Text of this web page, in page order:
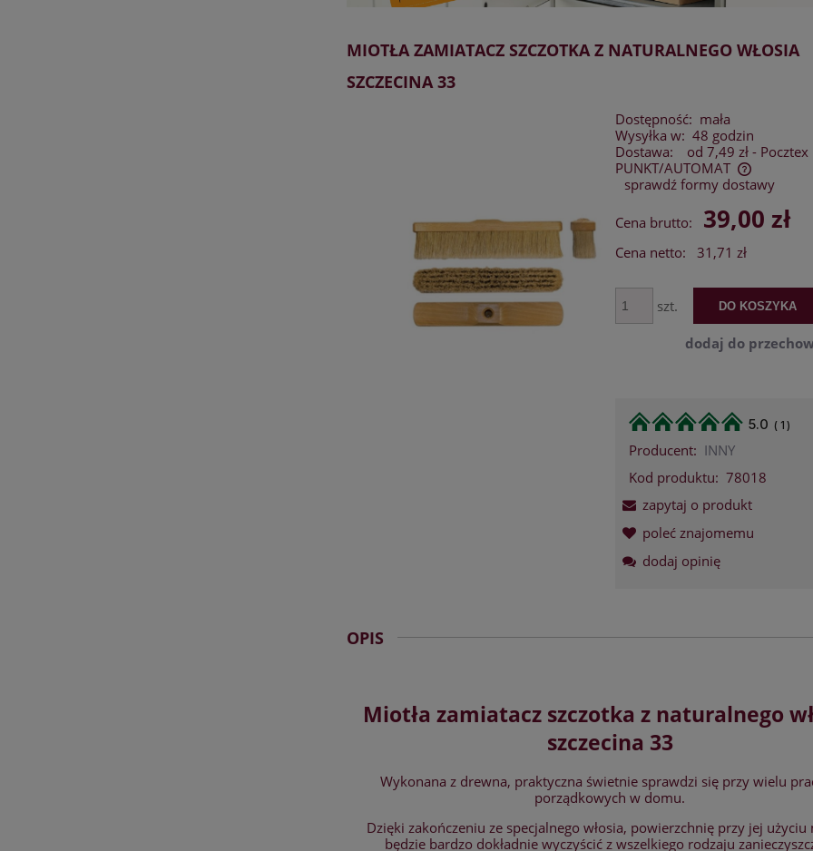
MIOTŁA ZAMIATACZ SZCZOTKA Z NATURALNEGO WŁOSIA
SZCZECINA 33
Dostępność: mała
Wysyłka w: 48 godzin
Dostawa:
od 7,49 zł - Pocztex
PUNKT/AUTOMAT
Cena nie zawiera ewentualnych kosztów
płatności
sprawdź formy dostawy
Cena brutto: 39,00 zł
Cena netto: 31,71 zł
szt. DO KOSZYKA
dodaj do
5.0 ( 1 )
Producent: INNY
Kod produktu: 78018
zapytaj o produkt
poleć znajomemu
dodaj opinię
OPIS
Miotła zamiatacz szczotka z naturalnego
szczecina 33
Wykonana z drewna, praktyczna świetnie sprawdzi się przy wielu
porządkowych w domu.
Dzięki zakończeniu ze specjalnego włosia, powierzchnię przy jej użyciu
będzie bardzo dokładnie wyczyścić z wszelkiego rodzaju